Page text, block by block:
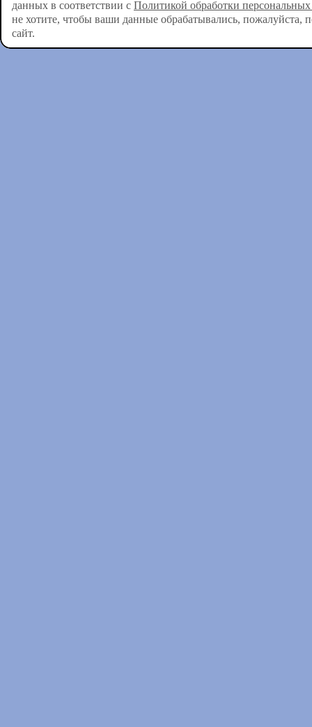
данных в соответствии с Политикой обработки
не хотите, чтобы ваши данные обрабатывались, пожалуйста,
сайт.